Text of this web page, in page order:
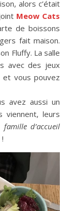
alors c’était
Meow Cats
de boissons
fait maison.
Fluffy. La salle
avec des jeux
vous pouvez
avez aussi un
viennent, leurs
famille d’accueil